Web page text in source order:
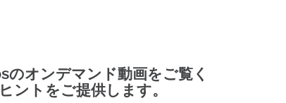
のオンデマンド動画をご覧く
ントをご提供します。